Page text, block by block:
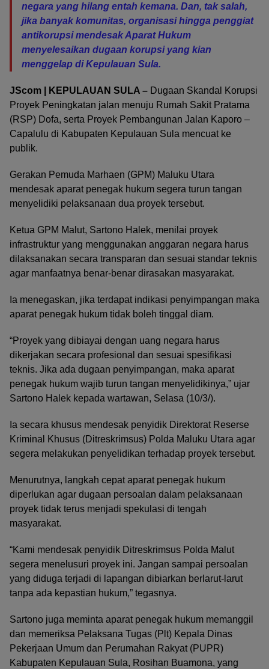
negara yang hilang entah kemana. Dan, tak salah,
jika banyak komunitas, organisasi hingga penggiat
antikorupsi mendesak Aparat Hukum
menyelesaikan dugaan korupsi yang kian
menggelap di Kepulauan Sula.
JScom | KEPULAUAN SULA – Dugaan Skandal Korupsi
Proyek Peningkatan jalan menuju Rumah Sakit Pratama
(RSP) Dofa, serta Proyek Pembangunan Jalan Kaporo –
Capalulu di Kabupaten Kepulauan Sula mencuat ke
publik.
Gerakan Pemuda Marhaen (GPM) Maluku Utara
mendesak aparat penegak hukum segera turun tangan
menyelidiki pelaksanaan dua proyek tersebut.
Ketua GPM Malut, Sartono Halek, menilai proyek
infrastruktur yang menggunakan anggaran negara harus
dilaksanakan secara transparan dan sesuai standar teknis
agar manfaatnya benar-benar dirasakan masyarakat.
Ia menegaskan, jika terdapat indikasi penyimpangan maka
aparat penegak hukum tidak boleh tinggal diam.
“Proyek yang dibiayai dengan uang negara harus
dikerjakan secara profesional dan sesuai spesifikasi
teknis. Jika ada dugaan penyimpangan, maka aparat
penegak hukum wajib turun tangan menyelidikinya,” ujar
Sartono Halek kepada wartawan, Selasa (10/3/).
Ia secara khusus mendesak penyidik Direktorat Reserse
Kriminal Khusus (Ditreskrimsus) Polda Maluku Utara agar
segera melakukan penyelidikan terhadap proyek tersebut.
Menurutnya, langkah cepat aparat penegak hukum
diperlukan agar dugaan persoalan dalam pelaksanaan
proyek tidak terus menjadi spekulasi di tengah
masyarakat.
“Kami mendesak penyidik Ditreskrimsus Polda Malut
segera menelusuri proyek ini. Jangan sampai persoalan
yang diduga terjadi di lapangan dibiarkan berlarut-larut
tanpa ada kepastian hukum,” tegasnya.
Sartono juga meminta aparat penegak hukum memanggil
dan memeriksa Pelaksana Tugas (Plt) Kepala Dinas
Pekerjaan Umum dan Perumahan Rakyat (PUPR)
Kabupaten Kepulauan Sula, Rosihan Buamona, yang